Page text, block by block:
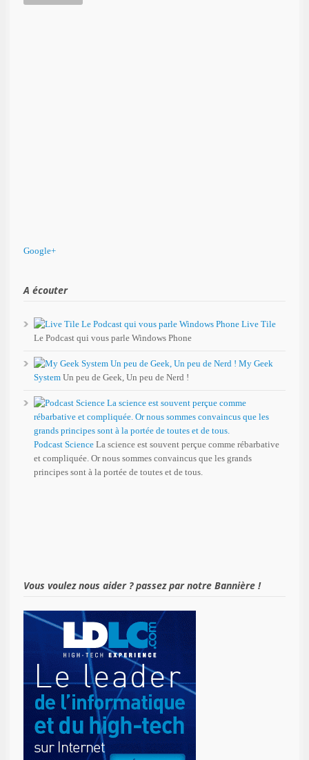
Google+
A écouter
Live Tile
Le Podcast qui vous parle Windows Phone
My Geek
System Un peu de Geek, Un peu de Nerd !
Podcast Science La science est souvent perçue comme rébarbative
et compliquée. Or nous sommes convaincus que les grands
principes sont à la portée de toutes et de tous.
Vous voulez nous aider ? passez par notre Bannière !